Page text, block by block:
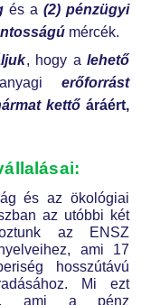
és a(2) pénzügyi
mércék.
, hogy alehető
erőforrást
kettő áráért,
és az ökológiai
az utóbbi két
az ENSZ
ami 17
hosszútávú
Mi ezt
ami a pénz